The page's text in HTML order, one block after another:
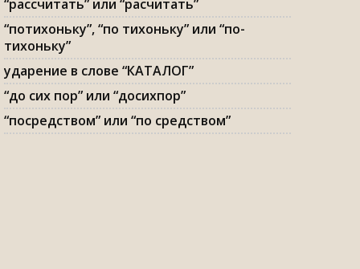
“рассчитать” или “расчитать”
“потихоньку”, “по тихоньку” или “по-
тихоньку”
ударение в слове “КАТАЛОГ”
“до сих пор” или “досихпор”
“посредством” или “по средством”